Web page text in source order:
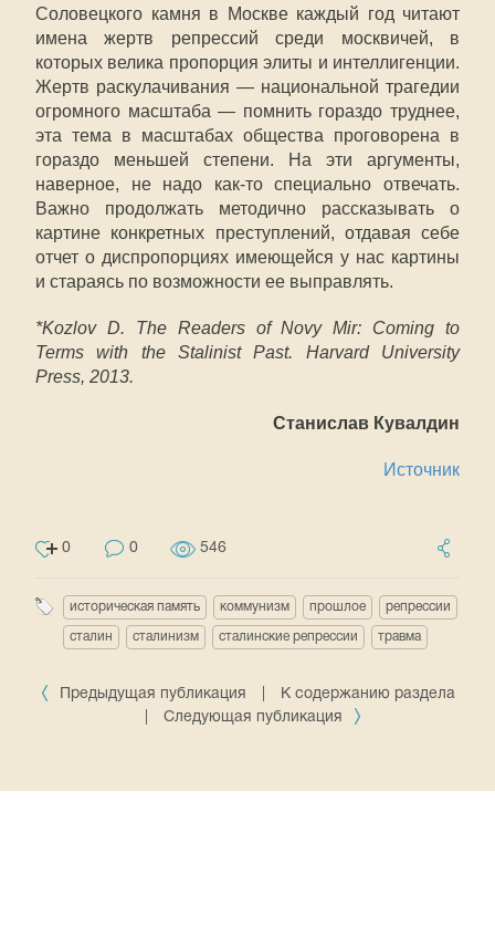
Соловецкого камня в Москве каждый год читают
имена жертв репрессий среди москвичей, в
которых велика пропорция элиты и интеллигенции.
Жертв раскулачивания — национальной трагедии
огромного масштаба — помнить гораздо труднее,
эта тема в масштабах общества проговорена в
гораздо меньшей степени. На эти аргументы,
наверное, не надо как-то специально отвечать.
Важно продолжать методично рассказывать о
картине конкретных преступлений, отдавая себе
отчет о диспропорциях имеющейся у нас картины
и стараясь по возможности ее выправлять.
*Kozlov D. The Readers of Novy Mir: Coming to
Terms with the Stalinist Past. Harvard University
Press, 2013.
Станислав Кувалдин
Источник
0 0 546
историческая память коммунизм прошлое репрессии
сталин сталинизм сталинские репрессии травма
Предыдущая публикация
К содержанию раздела
Следующая публикация